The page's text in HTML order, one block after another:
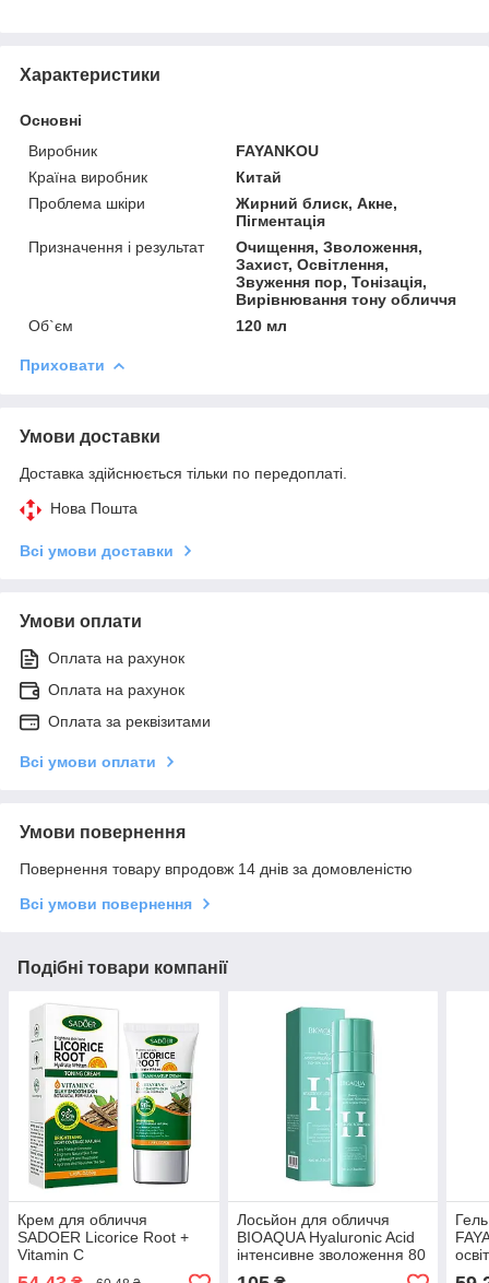
Характеристики
Основні
Виробник
FAYANKOU
Країна виробник
Китай
Проблема шкіри
Жирний блиск, Акне,
Пігментація
Призначення і результат
Очищення, Зволоження,
Захист, Освітлення,
Звуження пор, Тонізація,
Вирівнювання тону обличчя
Об`єм
120 мл
Приховати
Умови доставки
Доставка здійснюється тільки по передоплаті.
Нова Пошта
Всі умови доставки
Умови оплати
Оплата на рахунок
Оплата на рахунок
Оплата за реквізитами
Всі умови оплати
Умови повернення
Повернення товару впродовж 14 днів за домовленістю
Всі умови повернення
Подібні товари компанії
Крем для обличчя
SADOER Licorice Root +
Vitamin C
просвітлювальний,
Лосьйон для обличчя
BIOAQUA Hyaluronic Acid
інтенсивне зволоження 80
мл